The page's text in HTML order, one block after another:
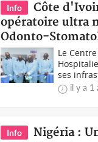
Info
Côte
opératoire ultra
Odonto-
Le
ses
il y a 1
Info Nigéria :